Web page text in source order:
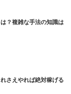
？複雑な手法の知識は
さえやれば絶対稼げる